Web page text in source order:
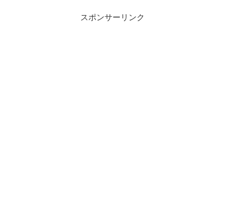
スポンサーリンク